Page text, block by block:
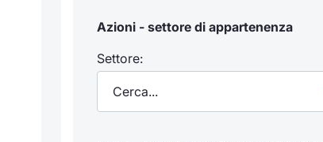
Azioni - settore di appartenenza
Settore: